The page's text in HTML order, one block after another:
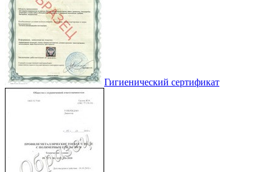
Гигиенический сертификат